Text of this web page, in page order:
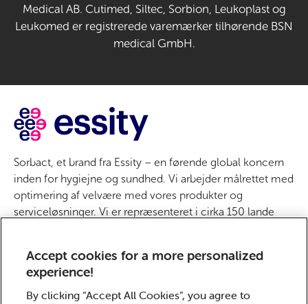
Medical AB. Cutimed, Siltec, Sorbion, Leukoplast og
Leukomed er registrerede varemærker tilhørende BSN
medical GmbH.
Sorbact, et brand fra Essity – en førende global koncern
inden for hygiejne og sundhed. Vi arbejder målrettet med
optimering af velvære med vores produkter og
serviceløsninger. Vi er repræsenteret i cirka 150 lande
Leukoplast, Libero, Libresse, Modibodi, Lotus, Nosotras,
Saba, Tempo, TOM Organic og Zewa. Essity har omkring
36.000 medarbejdere. Nettoomsætningen i 2024 beløb
Accept cookies for a more personalized
experience!
By clicking “Accept All Cookies”, you agree to